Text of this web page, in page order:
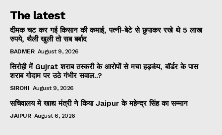
The latest
दीमक चट कर गई किसान की कमाई, पत्नी-बेटे से छुपाकर रखे थे 5 लाख
रुपये, थैली खुली तो सब बर्बाद
BADMER August 9, 2026
सिरोही में Gujrat शराब तस्करी के आरोपों से मचा हड़कंप, बॉर्डर के पास
शराब गोदाम पर उठे गंभीर सवाल..?
SIROHI August 9, 2026
सचिवालय मे खाद्य मंत्री ने किया Jaipur के महेन्द्र सिंह का सम्मान
JAIPUR August 6, 2026